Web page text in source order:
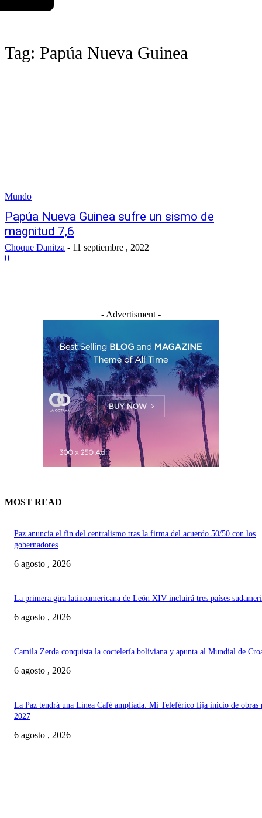
Tag: Papúa Nueva Guinea
Mundo
Papúa Nueva Guinea sufre un sismo de
magnitud 7,6
Choque Danitza - 11 septiembre , 2022
0
- Advertisment -
MOST READ
Paz anuncia el fin del centralismo tras la firma del acuerdo 50/50 con los
gobernadores
6 agosto , 2026
La primera gira latinoamericana de León XIV incluirá tres países
6 agosto , 2026
Camila Zerda conquista la coctelería boliviana y apunta al Mundial de
6 agosto , 2026
La Paz tendrá una Línea Café ampliada: Mi Teleférico fija inicio de obras
2027
6 agosto , 2026